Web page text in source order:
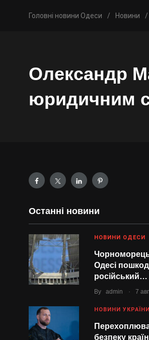
Головні новини Одеси / Новини /
Олександр
юридичним
Останні новини
НОВИНИ ОДЕСИ
Одесі
російський…
By admin . 7
НОВИНИ УКРАЇНИ
безпеку